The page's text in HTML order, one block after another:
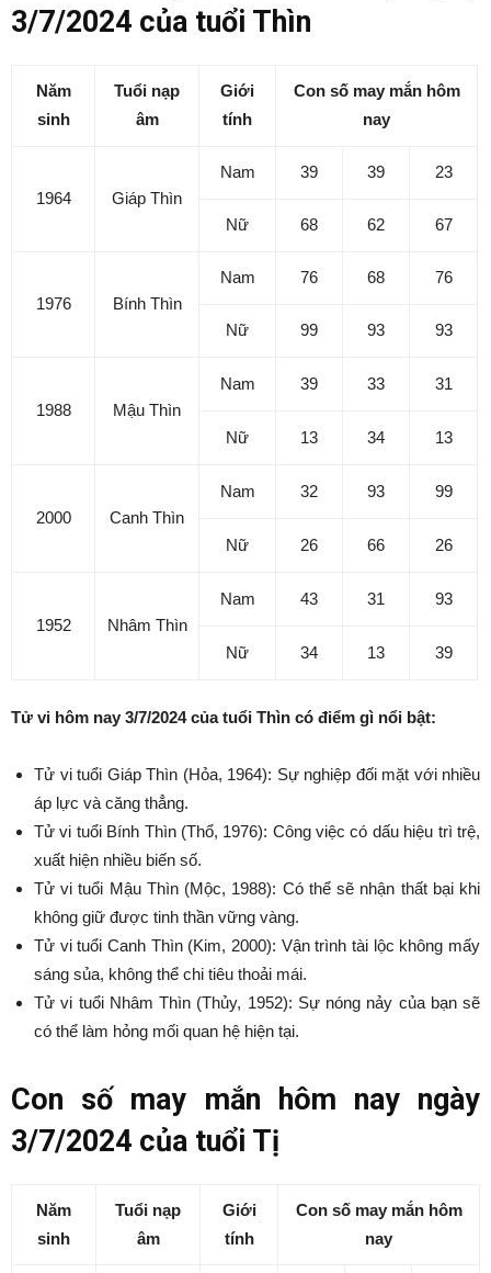
3/7/2024 của tuổi Thìn
Năm
sinh
Tuổi nạp
âm
Giới
tính
Con số may mắn hôm
nay
1964 Giáp Thìn
Nam 39 39 23
Nữ 68 62 67
1976 Bính Thìn
Nam 76 68 76
Nữ 99 93 93
1988 Mậu Thìn
Nam 39 33 31
Nữ 13 34 13
2000 Canh Thìn
Nam 32 93 99
Nữ 26 66 26
1952 Nhâm Thìn
Nam 43 31 93
Nữ 34 13 39
Tử vi hôm nay 3/7/2024 của tuổi Thìn có điểm gì nổi bật:
Tử vi tuổi Giáp Thìn (Hỏa, 1964): Sự nghiệp đối mặt với nhiều
áp lực và căng thẳng.
Tử vi tuổi Bính Thìn (Thổ, 1976): Công việc có dấu hiệu trì trệ,
xuất hiện nhiều biến số.
Tử vi tuổi Mậu Thìn (Mộc, 1988): Có thể sẽ nhận thất bại khi
không giữ được tinh thần vững vàng.
Tử vi tuổi Canh Thìn (Kim, 2000): Vận trình tài lộc không mấy
sáng sủa, không thể chi tiêu thoải mái.
Tử vi tuổi Nhâm Thìn (Thủy, 1952): Sự nóng nảy của bạn sẽ
có thể làm hỏng mối quan hệ hiện tại.
Con số may mắn hôm nay ngày
3/7/2024 của tuổi Tị
Năm
sinh
Tuổi nạp
âm
Giới
tính
Con số may mắn hôm
nay